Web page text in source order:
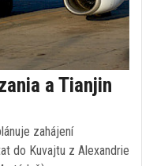
a Tianjin
zahájení
do Kuvajtu z Alexandrie